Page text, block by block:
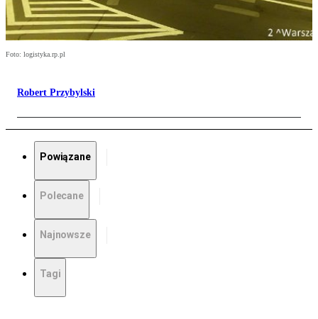
Foto: logistyka.rp.pl
Robert Przybylski
Powiązane
Polecane
Najnowsze
Tagi